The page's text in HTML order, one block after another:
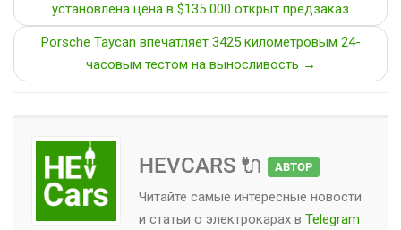
установлена цена в $135 000 открыт предзаказ
Porsche Taycan впечатляет 3425 километровым 24-
часовым тестом на выносливость →
HEVCARS 🔌 АВТОР
Читайте самые интересные новости
и статьи о электрокарах в Telegram